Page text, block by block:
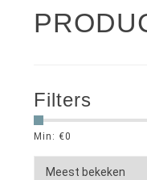
Filters
Min: €0